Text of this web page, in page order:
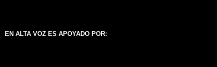
EN ALTA VOZ ES APOYADO POR: